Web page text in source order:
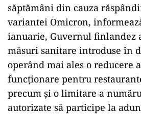
săptămâni din cauza
variantei Omicron,
ianuarie, Guvernul finlandez
măsuri sanitare introduse în
operând mai ales o reducere
funcţionare pentru
precum şi o limitare a
autorizate să participe la